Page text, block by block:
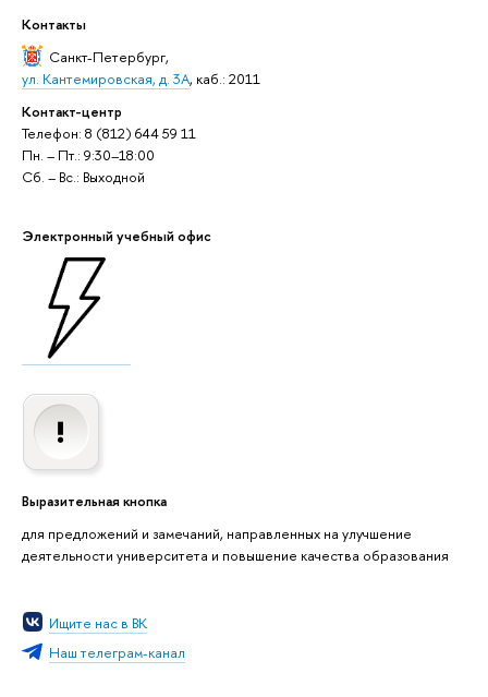
Контакты
Санкт-Петербург,
ул. Кантемировская, д. 3А, каб.: 2011
Контакт-центр
Телефон: 8 (812) 644 59 11
Пн. – Пт.: 9:30–18:00
Сб. – Вс.: Выходной
Электронный учебный офис
Выразительная кнопка
для предложений и замечаний, направленных на улучшение
деятельности университета и повышение качества образования
Ищите нас в ВК
Наш телеграм-канал